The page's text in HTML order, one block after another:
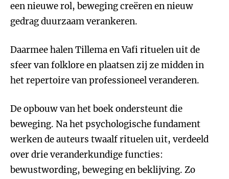
een nieuwe rol, beweging creëren en nieuw
gedrag duurzaam verankeren.
Daarmee halen Tillema en Vafi rituelen uit de
sfeer van folklore en plaatsen zij ze midden in
het repertoire van professioneel veranderen.
De opbouw van het boek ondersteunt die
beweging. Na het psychologische fundament
werken de auteurs twaalf rituelen uit, verdeeld
over drie veranderkundige functies:
bewustwording, beweging en beklijving. Zo